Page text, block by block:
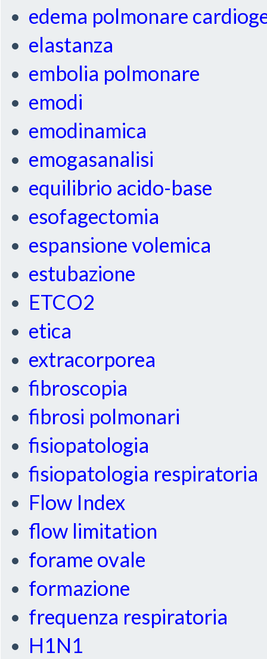
edema polmonare
elastanza
embolia polmonare
emodi
emodinamica
emogasanalisi
equilibrio acido-base
esofagectomia
espansione volemica
estubazione
ETCO2
etica
extracorporea
fibroscopia
fibrosi polmonari
fisiopatologia
fisiopatologia respiratoria
Flow Index
flow limitation
forame ovale
formazione
frequenza respiratoria
H1N1